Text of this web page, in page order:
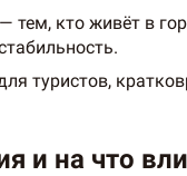
тем, кто живёт в
туристов,
и на что